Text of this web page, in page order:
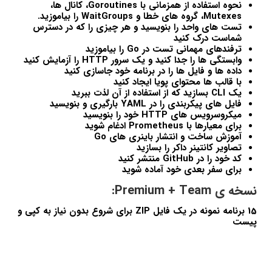
نحوه استفاده از همزمانی با Goroutines، کانال ها،
Mutexes، گروه های خطا و WaitGroups را بیاموزید.
تست های واحد را بنویسید و هر چیزی را که در دسترس
شماست درک کنید
ترفندهای مهمانی تست در Go را بیاموزید
وابستگی ها را جدا کنید و یک سرور HTTP را آزمایش کنید
داده ها و فایل ها را در برنامه خود جاسازی کنید
با قالب ها محتوای پویا ایجاد کنید
یک CLI بسازید که از استفاده از آن لذت ببرید
فایل های پیکربندی را در YAML بارگیری و بنویسید
میکروسرویس های HTTP خود را بنویسید
برای معیارها با Prometheus ادغام شوید
آموزش ساخت و انتشار باینری های Go
تصاویر کانتینر داکر را بسازید
کد خود را در GitHub منتشر کنید
برای سفر بعدی خود آماده شوید
نسخه ی Premium + Team:
15 برنامه نمونه در یک فایل ZIP برای شروع بدون نیاز به کپی و
پیست